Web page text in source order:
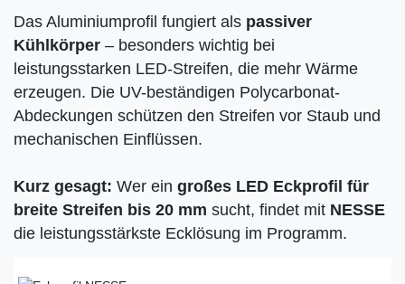
Das Aluminiumprofil fungiert als passiver
Kühlkörper – besonders wichtig bei
leistungsstarken LED-Streifen, die mehr Wärme
erzeugen. Die UV-beständigen Polycarbonat-
Abdeckungen schützen den Streifen vor Staub und
mechanischen Einflüssen.
Kurz gesagt: Wer ein großes LED Eckprofil für
breite Streifen bis 20 mm sucht, findet mit NESSE
die leistungsstärkste Ecklösung im Programm.